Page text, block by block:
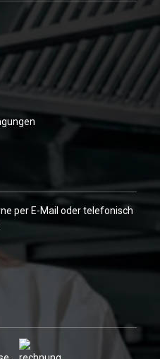
per E-Mail oder telefonisch